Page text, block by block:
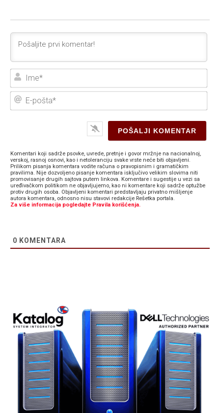
E-
Komentari koji sadrže psovke, uvrede, pretnje i govor mržnje na nacionalnoj,
verskoj, rasnoj osnovi, kao i netoleranciju svake vrste neće biti objavljeni.
Prilikom pisanja komentara vodite računa o pravopisnim i gramatičkim
pravilima. Nije dozvoljeno pisanje komentara isključivo velikim slovima niti
promovisanje drugih sajtova putem linkova. Komentare i sugestije u vezi sa
uređivačkom politikom ne objavljujemo, kao ni komentare koji sadrže optužbe
protiv drugih osoba. Objavljeni komentari predstavljaju privatno mišljenje
autora komentara, odnosno nisu stavovi redakcije Rešetka portala.
Za više informacija pogledajte Pravila korišćenja.
0 KOMENTARA